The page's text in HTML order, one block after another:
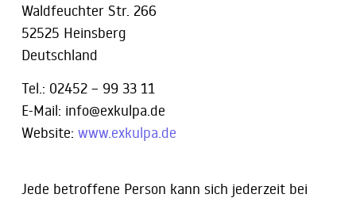
Waldfeuchter Str. 266
52525 Heinsberg
Deutschland
Tel.: 02452 – 99 33 11
E-Mail: info@exkulpa.de
Website: www.exkulpa.de
Jede betroffene Person kann sich jederzeit bei